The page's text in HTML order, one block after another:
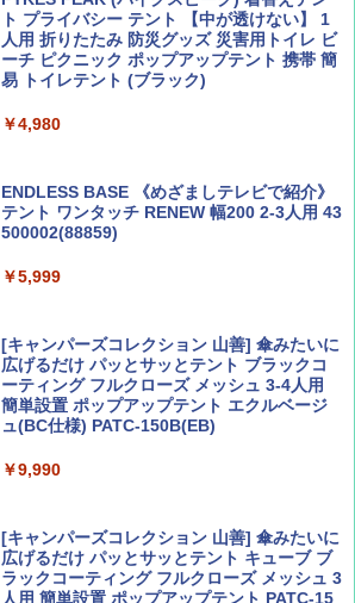
￥1,500
AIRLINE（エアライン）2026年9月号【特
集】ボーイング110周年を祝して！
￥1,760
￥2,479
ァキア 2026～2027 地球の歩き方A ヨーロッ
￥2,277
新しい日本地理 地図・統計・移動から読み
解く (講談社現代新書)
￥1,540
ト プライバシー テント 【中が透けない】 1
人用 折りたたみ 防災グッズ 災害用トイレ ビ
ーチ ピクニック ポップアップテント 携帯 簡
易 トイレテント (ブラック)
￥4,980
ENDLESS BASE 《めざましテレビで紹介》
テント ワンタッチ RENEW 幅200 2-3人用 43
500002(88859)
￥5,999
[キャンパーズコレクション 山善] 傘みたいに
広げるだけ パッとサッとテント ブラックコ
ーティング フルクローズ メッシュ 3-4人用
簡単設置 ポップアップテント エクルベージ
ュ(BC仕様) PATC-150B(EB)
￥9,990
[キャンパーズコレクション 山善] 傘みたいに
広げるだけ パッとサッとテント キューブ ブ
ラックコーティング フルクローズ メッシュ 3
人用 簡単設置 ポップアップテント PATC-15